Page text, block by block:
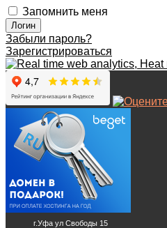
Запомнить меня
Забыли пароль?
Зарегистрироваться
г.Уфа ул Свободы 15